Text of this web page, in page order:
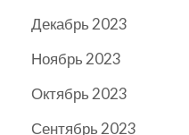
Декабрь 2023
Ноябрь 2023
Октябрь 2023
Сентябрь 2023